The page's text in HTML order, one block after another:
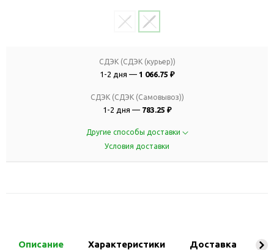
СДЭК (СДЭК (курьер))
1-2 дня — 1 066.75 ₽
СДЭК (СДЭК (Самовывоз))
1-2 дня — 783.25 ₽
Другие способы доставки
Условия доставки
Описание Характеристики Доставка